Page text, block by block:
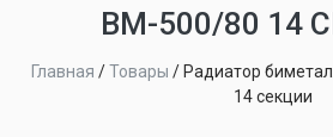
BM-500/80 14
Главная /Товары / Радиатор
14 секции